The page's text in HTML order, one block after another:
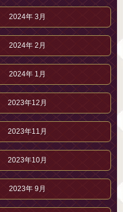
2024年 3月
2024年 2月
2024年 1月
2023年12月
2023年11月
2023年10月
2023年 9月